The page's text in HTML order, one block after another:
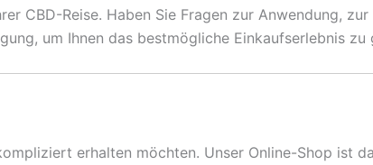
CBD-Reise. Haben Sie Fragen zur Anwendung,
um Ihnen das bestmögliche Einkaufserlebnis zu
erhalten möchten. Unser Online-Shop ist